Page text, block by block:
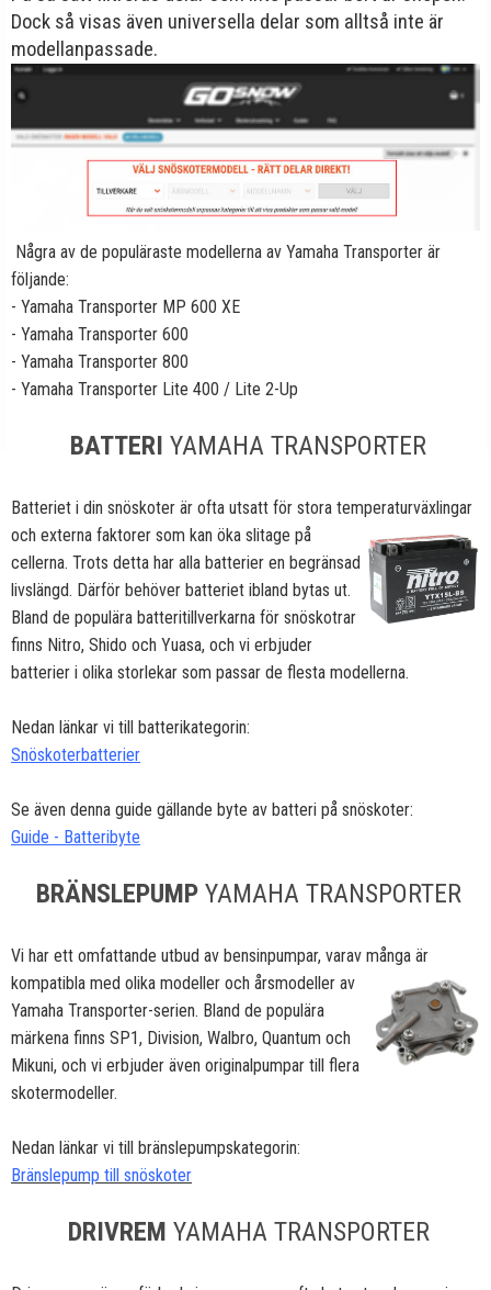
Dock så visas även universella delar som alltså inte är
modellanpassade.
Några av de populäraste modellerna av Yamaha Transporter är
följande:
- Yamaha Transporter MP 600 XE
- Yamaha Transporter 600
- Yamaha Transporter 800
- Yamaha Transporter Lite 400 / Lite 2-Up
BATTERI YAMAHA TRANSPORTER
Batteriet i din snöskoter är ofta utsatt för stora temperaturväxlingar
och externa faktorer som kan öka slitage på
cellerna. Trots detta har alla batterier en begränsad
livslängd. Därför behöver batteriet ibland bytas ut.
Bland de populära batteritillverkarna för snöskotrar
finns Nitro, Shido och Yuasa, och vi erbjuder
batterier i olika storlekar som passar de flesta modellerna.
Nedan länkar vi till batterikategorin:
Snöskoterbatterier
Se även denna guide gällande byte av batteri på snöskoter:
Guide - Batteribyte
BRÄNSLEPUMP YAMAHA TRANSPORTER
Vi har ett omfattande utbud av bensinpumpar, varav många är
kompatibla med olika modeller och årsmodeller av
Yamaha Transporter-serien. Bland de populära
märkena finns SP1, Division, Walbro, Quantum och
Mikuni, och vi erbjuder även originalpumpar till flera
skotermodeller.
Nedan länkar vi till bränslepumpskategorin:
Bränslepump till snöskoter
DRIVREM YAMAHA TRANSPORTER